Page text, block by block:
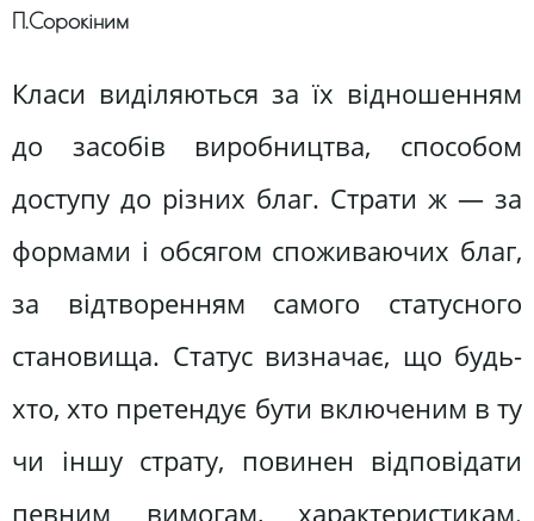
П.Сорокіним
Класи виділяються за їх відношенням
до засобів виробництва, способом
доступу до різних благ. Страти ж — за
формами і обсягом споживаючих благ,
за відтворенням самого статусного
становища. Статус визначає, що будь-
хто, хто претендує бути включеним в ту
чи іншу страту, повинен відповідати
певним вимогам, характеристикам.